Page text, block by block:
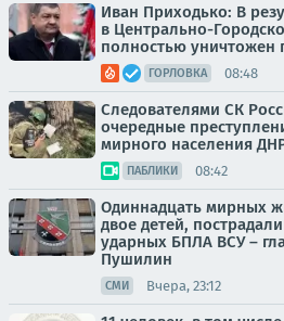
Иван Приходько: В
в Центрально-
полностью уничтожен
ГОРЛОВКА 08:48
Следователями СК
очередные
мирного населения
ПАБЛИКИ 08:42
Одиннадцать мирных
двое детей,
ударных БПЛА ВСУ –
Пушилин
СМИ Вчера, 23:12